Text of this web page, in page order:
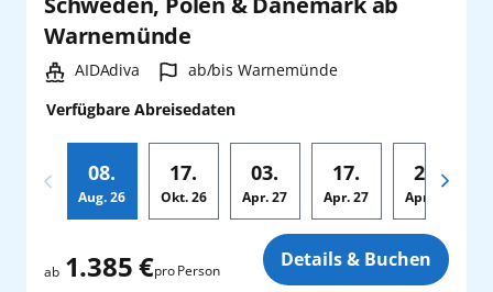
Warnemünde
Schiff:
AIDAdiva Hafen:
ab/bis Warnemünde
Verfügbare Abreisedaten
08.
Aug. 26
17.
Okt.26
03.
Apr. 27
17.
Apr. 27
24.
Apr.
ab 1.385 €pro Person Details & Buchen